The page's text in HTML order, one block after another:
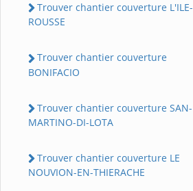
Trouver chantier couverture L'ILE-
ROUSSE
Trouver chantier couverture
BONIFACIO
Trouver chantier couverture SAN-
MARTINO-DI-LOTA
Trouver chantier couverture LE
NOUVION-EN-THIERACHE